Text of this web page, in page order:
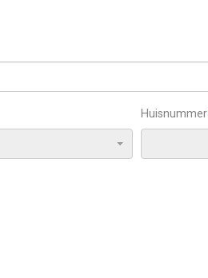
Huisnummer